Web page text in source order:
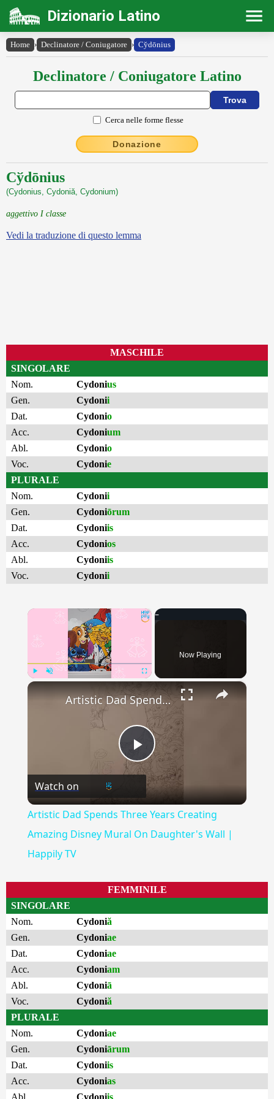
Dizionario Latino
Home › Declinatore / Coniugatore › Cy̆dōnius
Declinatore / Coniugatore Latino
Cerca nelle forme flesse
Donazione
Cўdōnius
(Cydonius, Cydoniă, Cydonium)
aggettivo I classe
Vedi la traduzione di questo lemma
MASCHILE
SINGOLARE
Nom.
Cydonius
Gen.
Cydonii
Dat.
Cydonio
Acc.
Cydonium
Abl.
Cydonio
Voc.
Cydonie
PLURALE
Nom.
Cydonii
Gen.
Cydoniōrum
Dat.
Cydoniis
Acc.
Cydonios
Abl.
Cydoniis
Voc.
Cydonii
×
Now Playing
×
Play
Video
Artistic Dad Spends Three Years Creating Amazing Disney Mural On Daughter's Wall | Happily TV
Watch on
Artistic Dad Spends Three Years Creating
Amazing Disney Mural On Daughter's Wall |
Happily TV
FEMMINILE
SINGOLARE
Nom.
Cydoniă
Gen.
Cydoniae
Dat.
Cydoniae
Acc.
Cydoniam
Abl.
Cydoniā
Voc.
Cydoniă
PLURALE
Nom.
Cydoniae
Gen.
Cydoniārum
Dat.
Cydoniis
Acc.
Cydonias